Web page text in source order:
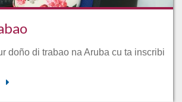
doño di trabao na Aruba cu ta inscribi